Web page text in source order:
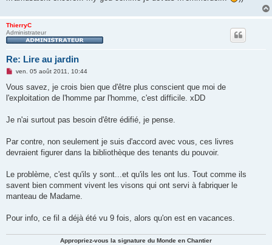
ThierryC
Administrateur
Re: Lire au jardin
M
s
a
n
l
u
ven. 05 août 2011, 10:44
Vous savez, je crois bien que d'être plus conscient que moi de
l'exploitation de l'homme par l'homme, c'est difficile. xDD
Je n'ai surtout pas besoin d'être édifié, je pense.
Par contre, non seulement je suis d'accord avec vous, ces livres
devraient figurer dans la bibliothèque des tenants du pouvoir.
Le problème, c'est qu'ils y sont...et qu'ils les ont lus. Tout comme ils
savent bien comment vivent les visons qui ont servi à fabriquer le
manteau de Madame.
Pour info, ce fil a déjà été vu 9 fois, alors qu'on est en vacances.
Appropriez-vous la signature du Monde en Chantier